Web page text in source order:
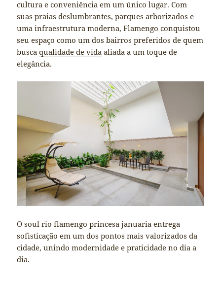
cultura e conveniência em um único lugar. Com
suas praias deslumbrantes, parques arborizados e
uma infraestrutura moderna, Flamengo conquistou
seu espaço como um dos bairros preferidos de quem
buscaqualidade de vida aliada a um toque de
elegância.
Osoul rio flamengo princesa januaria entrega
sofisticação em um dos pontos mais valorizados da
cidade, unindo modernidade e praticidade no dia a
dia.